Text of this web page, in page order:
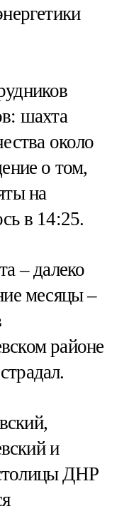
шахта
около
о том,
на
в 14:25.
– далеко
месяцы –
районе
и
ДНР